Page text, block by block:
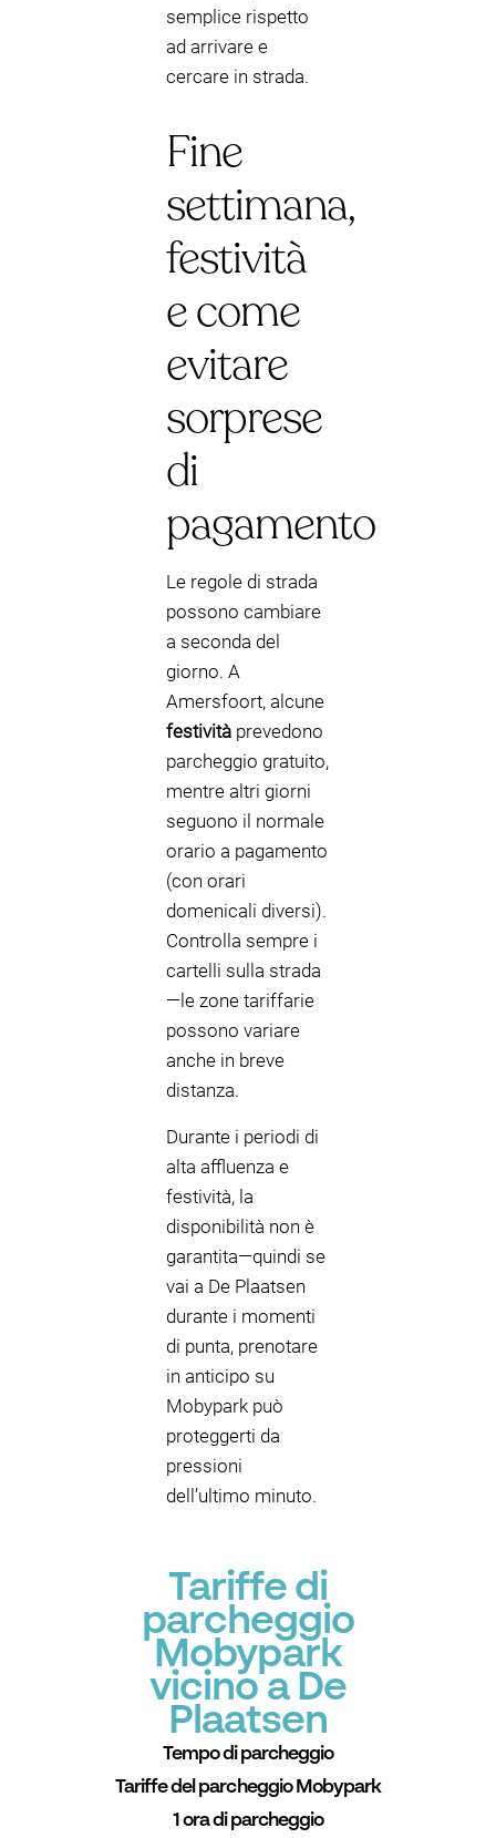
semplice rispetto
ad arrivare e
cercare in strada.
Fine
settimana,
festività
e come
evitare
sorprese
di
pagamento
Le regole di strada
possono cambiare
a seconda del
giorno. A
Amersfoort, alcune
festività prevedono
parcheggio gratuito,
mentre altri giorni
seguono il normale
orario a pagamento
(con orari
domenicali diversi).
Controlla sempre i
cartelli sulla strada
—le zone tariffarie
possono variare
anche in breve
distanza.
Durante i periodi di
alta affluenza e
festività, la
disponibilità non è
garantita—quindi se
vai a De Plaatsen
durante i momenti
di punta, prenotare
in anticipo su
Mobypark può
proteggerti da
pressioni
dell’ultimo minuto.
Tariffe di
parcheggio
Mobypark
vicino a De
Plaatsen
Tempo di parcheggio
Tariffe del parcheggio Mobypark
1 ora di parcheggio